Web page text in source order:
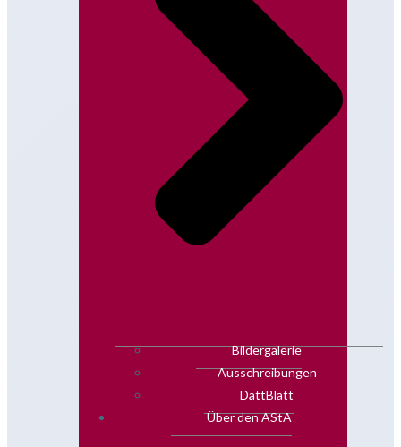
Bildergalerie
Ausschreibungen
DattBlatt
Über den AStA